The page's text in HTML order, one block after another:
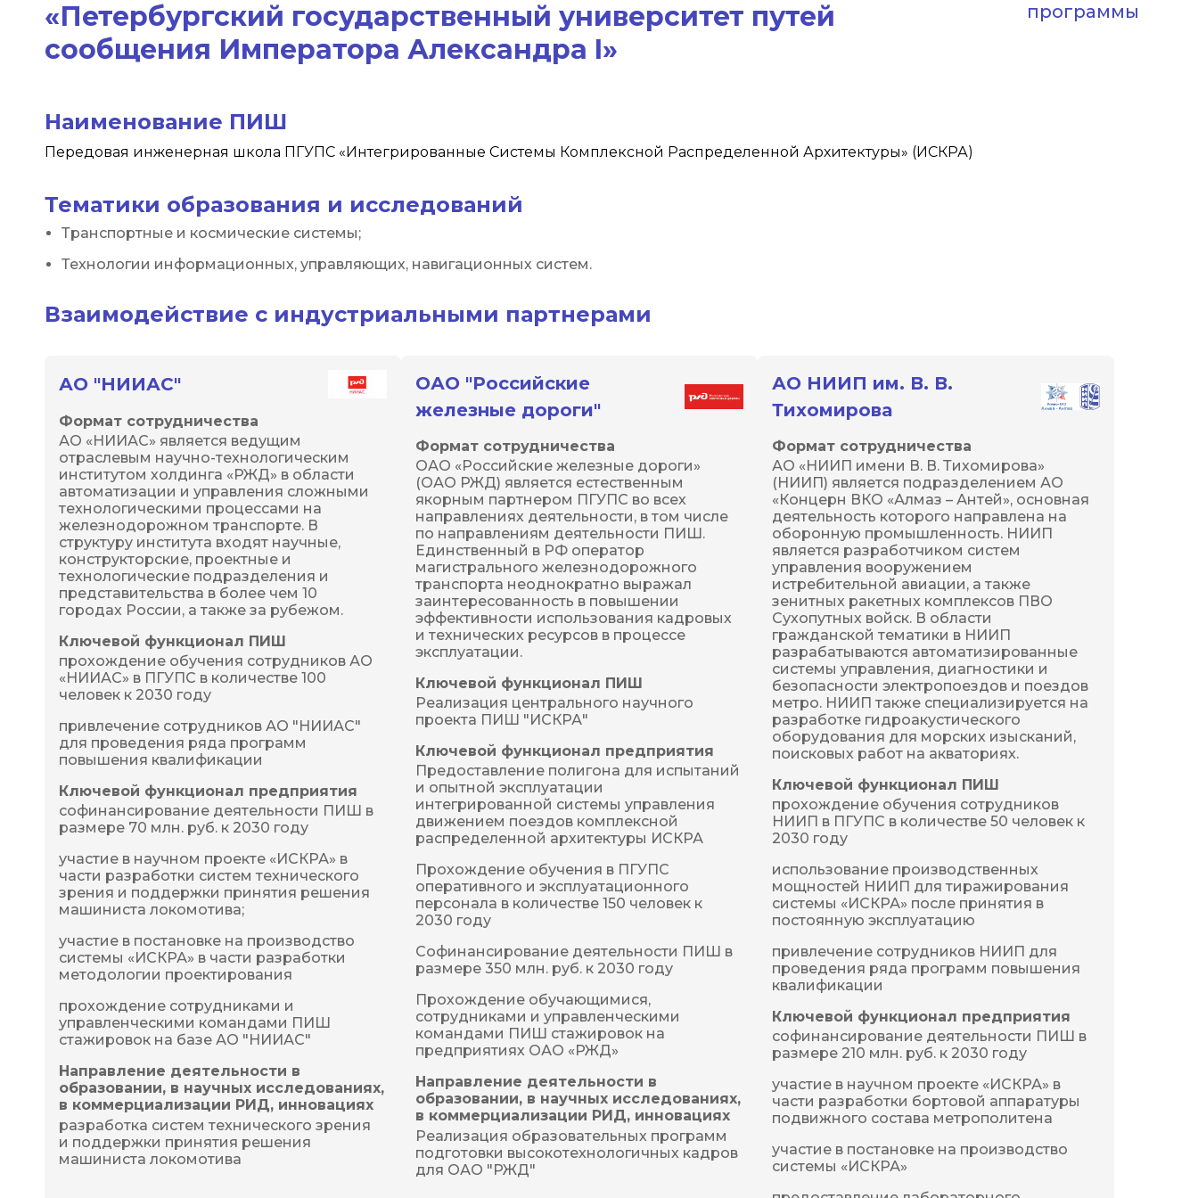
«Петербургский государственный университет путей
сообщения Императора Александра I»
программы
Наименование ПИШ
Передовая инженерная школа ПГУПС «Интегрированные Системы Комплексной Распределенной Архитектуры» (ИСКРА)
Тематики образования и исследований
Транспортные и космические системы;
Технологии информационных, управляющих, навигационных систем.
Взаимодействие с индустриальными партнерами
АО "НИИАС"
Формат сотрудничества
АО «НИИАС» является ведущим
отраслевым научно-технологическим
институтом холдинга «РЖД» в области
автоматизации и управления сложными
технологическими процессами на
железнодорожном транспорте. В
структуру института входят научные,
конструкторские, проектные и
технологические подразделения и
представительства в более чем 10
городах России, а также за рубежом.
Ключевой функционал ПИШ
прохождение обучения сотрудников АО
«НИИАС» в ПГУПС в количестве 100
человек к 2030 году
привлечение сотрудников АО "НИИАС"
для проведения ряда программ
повышения квалификации
Ключевой функционал предприятия
софинансирование деятельности ПИШ в
размере 70 млн. руб. к 2030 году
участие в научном проекте «ИСКРА» в
части разработки систем технического
зрения и поддержки принятия решения
машиниста локомотива;
участие в постановке на производство
системы «ИСКРА» в части разработки
методологии проектирования
прохождение сотрудниками и
управленческими командами ПИШ
стажировок на базе АО "НИИАС"
Направление деятельности в
образовании, в научных исследованиях,
в коммерциализации РИД, инновациях
разработка систем технического зрения
и поддержки принятия решения
машиниста локомотива
ОАО "Российские
железные дороги"
Формат сотрудничества
ОАО «Российские железные дороги»
(ОАО РЖД) является естественным
якорным партнером ПГУПС во всех
направлениях деятельности, в том числе
по направлениям деятельности ПИШ.
Единственный в РФ оператор
магистрального железнодорожного
транспорта неоднократно выражал
заинтересованность в повышении
эффективности использования кадровых
и технических ресурсов в процессе
эксплуатации.
Ключевой функционал ПИШ
Реализация центрального научного
проекта ПИШ "ИСКРА"
Ключевой функционал предприятия
Предоставление полигона для испытаний
и опытной эксплуатации
интегрированной системы управления
движением поездов комплексной
распределенной архитектуры ИСКРА
Прохождение обучения в ПГУПС
оперативного и эксплуатационного
персонала в количестве 150 человек к
2030 году
Софинансирование деятельности ПИШ в
размере 350 млн. руб. к 2030 году
Прохождение обучающимися,
сотрудниками и управленческими
командами ПИШ стажировок на
предприятиях ОАО «РЖД»
Направление деятельности в
образовании, в научных исследованиях,
в коммерциализации РИД, инновациях
Реализация образовательных программ
подготовки высокотехнологичных кадров
для ОАО "РЖД"
АО НИИП им. В. В.
Тихомирова
Формат сотрудничества
АО «НИИП имени В. В. Тихомирова»
(НИИП) является подразделением АО
«Концерн ВКО «Алмаз – Антей», основная
деятельность которого направлена на
оборонную промышленность. НИИП
является разработчиком систем
управления вооружением
истребительной авиации, а также
зенитных ракетных комплексов ПВО
Сухопутных войск. В области
гражданской тематики в НИИП
разрабатываются автоматизированные
системы управления, диагностики и
безопасности электропоездов и поездов
метро. НИИП также специализируется на
разработке гидроакустического
оборудования для морских изысканий,
поисковых работ на акваториях.
Ключевой функционал ПИШ
прохождение обучения сотрудников
НИИП в ПГУПС в количестве 50 человек к
2030 году
использование производственных
мощностей НИИП для тиражирования
системы «ИСКРА» после принятия в
постоянную эксплуатацию
привлечение сотрудников НИИП для
проведения ряда программ повышения
квалификации
Ключевой функционал предприятия
софинансирование деятельности ПИШ в
размере 210 млн. руб. к 2030 году
участие в научном проекте «ИСКРА» в
части разработки бортовой аппаратуры
подвижного состава метрополитена
участие в постановке на производство
системы «ИСКРА»